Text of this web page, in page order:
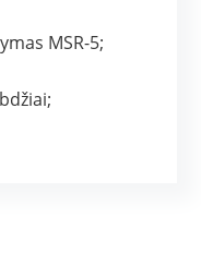
MSR-5;